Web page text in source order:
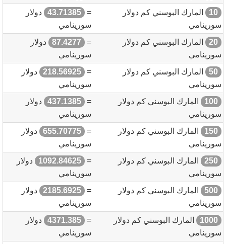
10
المارك البوسني كم دولار
سورينامي
=
43.71385
دولار
سورينامي
20
المارك البوسني كم دولار
سورينامي
=
87.4277
دولار
سورينامي
50
المارك البوسني كم دولار
سورينامي
=
218.56925
دولار
سورينامي
100
المارك البوسني كم دولار
سورينامي
=
437.1385
دولار
سورينامي
150
المارك البوسني كم دولار
سورينامي
=
655.70775
دولار
سورينامي
250
المارك البوسني كم دولار
سورينامي
=
1092.84625
دولار
سورينامي
500
المارك البوسني كم دولار
سورينامي
=
2185.6925
دولار
سورينامي
1000
المارك البوسني كم دولار
سورينامي
=
4371.385
دولار
سورينامي